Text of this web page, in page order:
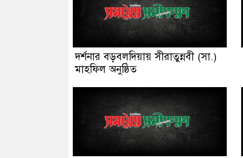
দর্শনার বড়বলদিয়ায় সীরাতুন্নবী (সা.)
মাহফিল অনুষ্ঠিত